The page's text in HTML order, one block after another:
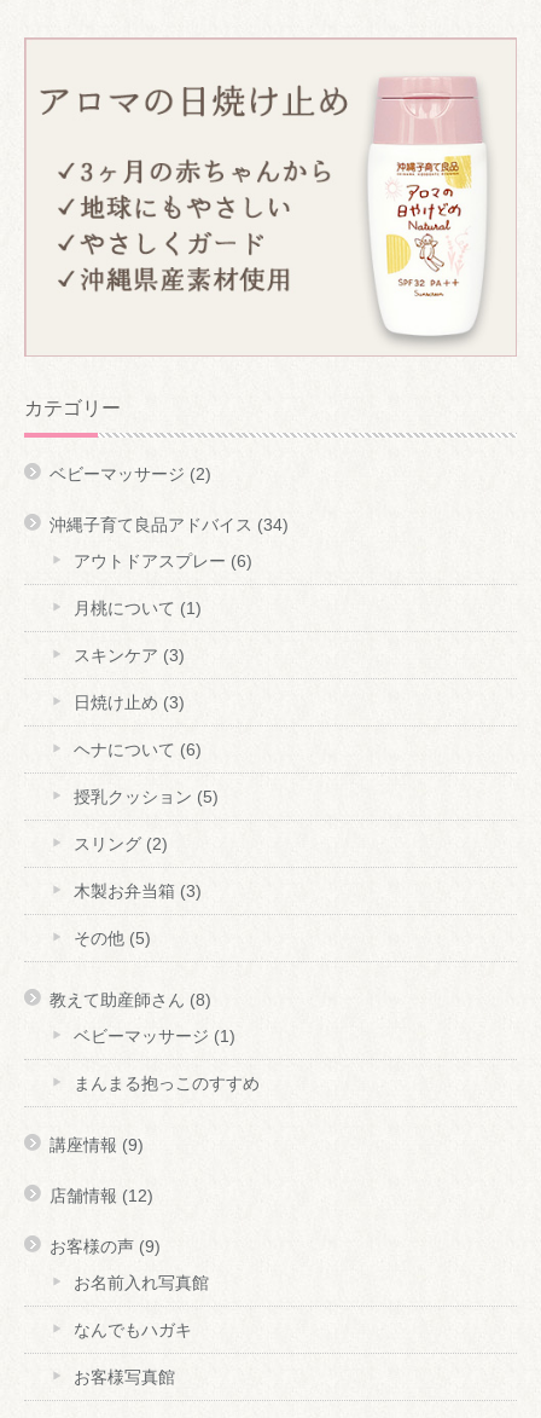
カテゴリー
ベビーマッサージ (2)
沖縄子育て良品アドバイス (34)
アウトドアスプレー (6)
月桃について (1)
スキンケア (3)
日焼け止め (3)
ヘナについて (6)
授乳クッション (5)
スリング (2)
木製お弁当箱 (3)
その他 (5)
教えて助産師さん (8)
ベビーマッサージ (1)
まんまる抱っこのすすめ
講座情報 (9)
店舗情報 (12)
お客様の声 (9)
お名前入れ写真館
なんでもハガキ
お客様写真館